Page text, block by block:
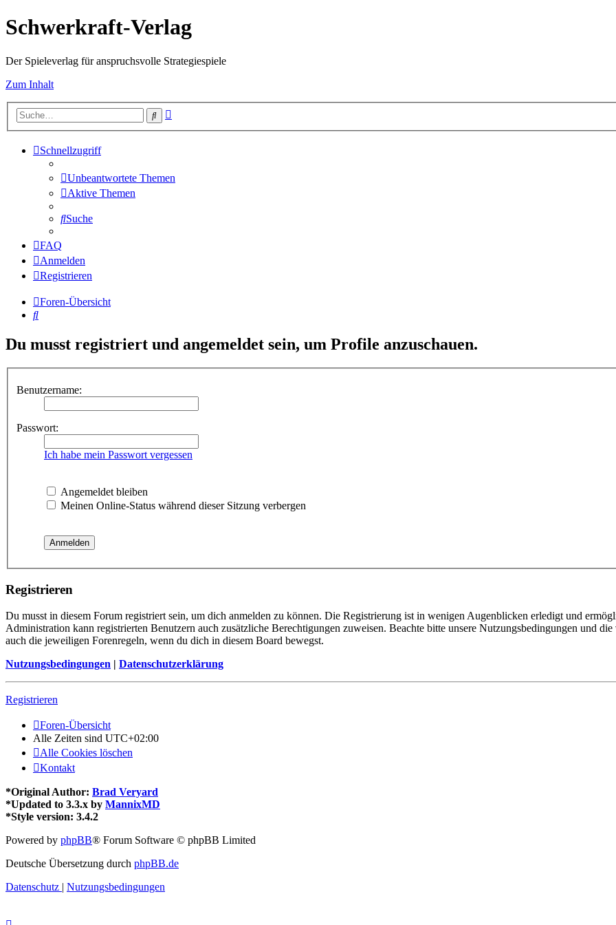
Schwerkraft-Verlag
Der Spieleverlag für anspruchsvolle Strategiespiele
Zum Inhalt
Suche
Schnellzugriff
Unbeantwortete Themen
Aktive Themen
Suche
FAQ
Anmelden
Registrieren
Foren-Übersicht
Suche
Du musst registriert und angemeldet sein, um Profile anzuschauen.
Benutzername:
Passwort:
Ich habe mein Passwort vergessen
Angemeldet bleiben
Meinen Online-Status während dieser Sitzung verbergen
Registrieren
Du musst in diesem Forum registriert sein, um dich anmelden zu können. Die Registrierung ist in wenigen Augenblicken erledigt und
Administration kann registrierten Benutzern auch zusätzliche Berechtigungen zuweisen. Beachte bitte unsere Nutzungsbedingungen und
auch die jeweiligen Forenregeln, wenn du dich in diesem Board bewegst.
Nutzungsbedingungen | Datenschutzerklärung
Registrieren
Foren-Übersicht
Alle Zeiten sind UTC+02:00
Alle Cookies löschen
Kontakt
*Original Author: Brad Veryard
*Updated to 3.3.x by MannixMD
*Style version: 3.4.2
Powered by phpBB® Forum Software © phpBB Limited
Deutsche Übersetzung durch phpBB.de
Datenschutz | Nutzungsbedingungen